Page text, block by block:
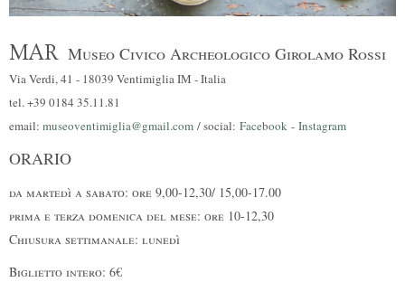
MAR Museo Civico Archeologico Girolamo Rossi
Via Verdi, 41 - 18039 Ventimiglia IM - Italia
tel. +39 0184 35.11.81
email: museoventimiglia@gmail.com / social: Facebook - Instagram
ORARIO
da martedì a sabato: ore 9,00-12,30/ 15,00-17.00
prima e terza domenica del mese: ore 10-12,30
Chiusura settimanale: lunedì
Biglietto intero: 6€